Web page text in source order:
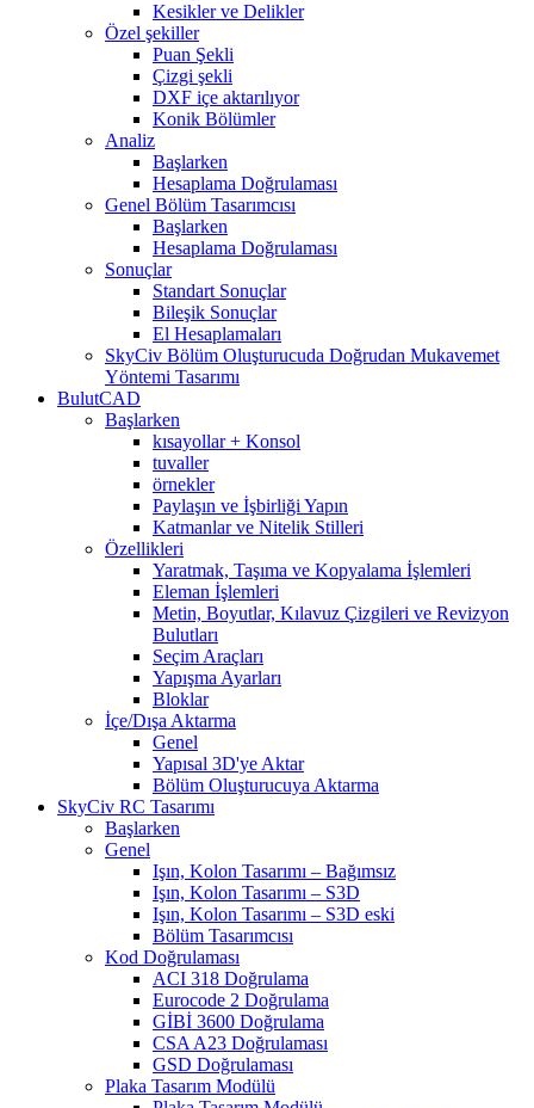
Kesikler ve Delikler
Özel şekiller
Puan Şekli
Çizgi şekli
DXF içe aktarılıyor
Konik Bölümler
Analiz
Başlarken
Hesaplama Doğrulaması
Genel Bölüm Tasarımcısı
Başlarken
Hesaplama Doğrulaması
Sonuçlar
Standart Sonuçlar
Bileşik Sonuçlar
El Hesaplamaları
SkyCiv Bölüm Oluşturucuda Doğrudan Mukavemet
Yöntemi Tasarımı
BulutCAD
Başlarken
kısayollar + Konsol
tuvaller
örnekler
Paylaşın ve İşbirliği Yapın
Katmanlar ve Nitelik Stilleri
Özellikleri
Yaratmak, Taşıma ve Kopyalama İşlemleri
Eleman İşlemleri
Metin, Boyutlar, Kılavuz Çizgileri ve Revizyon
Bulutları
Seçim Araçları
Yapışma Ayarları
Bloklar
İçe/Dışa Aktarma
Genel
Yapısal 3D'ye Aktar
Bölüm Oluşturucuya Aktarma
SkyCiv RC Tasarımı
Başlarken
Genel
Işın, Kolon Tasarımı – Bağımsız
Işın, Kolon Tasarımı – S3D
Işın, Kolon Tasarımı – S3D eski
Bölüm Tasarımcısı
Kod Doğrulaması
ACI 318 Doğrulama
Eurocode 2 Doğrulama
GİBİ 3600 Doğrulama
CSA A23 Doğrulaması
GSD Doğrulaması
Plaka Tasarım Modülü